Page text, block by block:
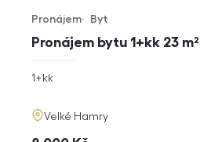
Pronájem bytu 1+kk 23
Typ nabídky
Pronájem
Typ nemovitosti
Byt
rozměry
1+kk
adresa
Velké Hamry